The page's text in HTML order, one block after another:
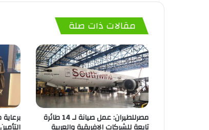
مقالات ذات صلة
مصرللطيران: عمل صيانة لـ 14 طائرة